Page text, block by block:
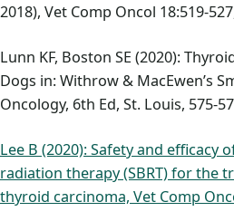
2018), Vet Comp Oncol 18:519-
Lunn KF, Boston SE (2020):
Dogs in: Withrow & MacEwen’s
Oncology, 6th Ed, St. Louis, 575-
Lee B (2020): Safety and efficacy
radiation therapy (SBRT) for the
thyroid carcinoma, Vet Comp